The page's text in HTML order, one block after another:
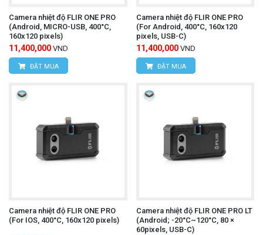
Văn phòng giao dịch:Số nhà 20D, ngõ 16/28
Đỗ Xuân Hợp, Phường Mỹ Đình 1, Quận Nam
Từ Liêm, TP Hà Nội
vantien2307@gmail.com
Website:www.hungnguyentech.vn
HÙNG NGUYÊN TECH - TP HỒ CHÍ MINH
Kiên, Huyện Bình Chánh, Thành phố Hồ Chí
Minh
Camera nhiệt độ FLIR ONE PRO
(Android, MICRO-USB, 400°C,
160x120 pixels)
11,400,000 VND
ĐẶT MUA
Camera nhiệt độ FLIR ONE PRO
(For Android, 400°C, 160x120
pixels, USB-C)
11,400,000 VND
ĐẶT MUA
Camera nhiệt độ FLIR ONE PRO
(For IOS, 400°C, 160x120 pixels)
Camera nhiệt độ FLIR ONE PRO LT
(Android; -20°C~120°C, 80 ×
60pixels, USB-C)